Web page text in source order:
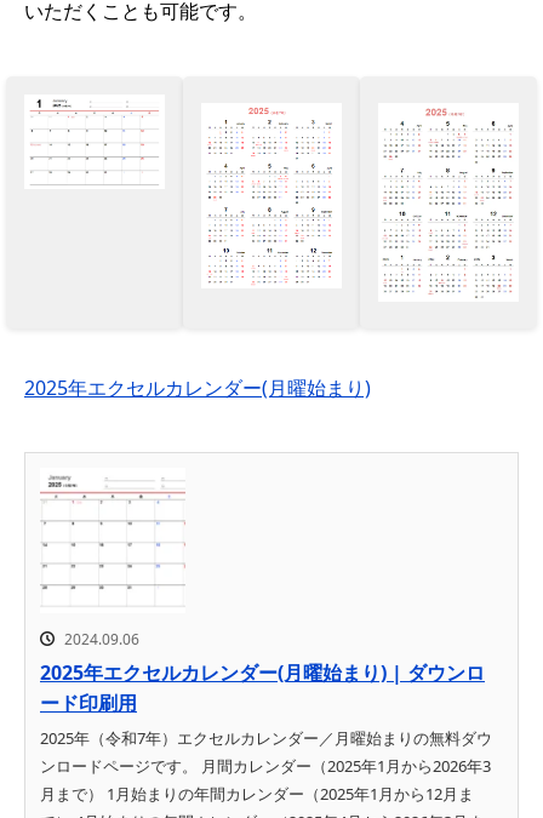
いただくことも可能です。
2025年エクセルカレンダー(月曜始まり)
2024.09.06
2025年エクセルカレンダー(月曜始まり) | ダウンロ
ード印刷用
2025年（令和7年）エクセルカレンダー／月曜始まりの無料ダウ
ンロードページです。 月間カレンダー（2025年1月から2026年3
月まで） 1月始まりの年間カレンダー（2025年1月から12月ま